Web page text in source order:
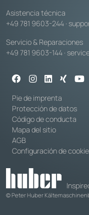
Asistencia técnica
+49 781 9603-244 ·
Servicio & Reparaciones
+49 781 9603-144 ·
Pie de imprenta
Protección de datos
Código de conducta
Mapa del sitio
AGB
Configuración de
© Peter Huber